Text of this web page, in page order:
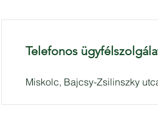
Telefonos
Miskolc, Bajcsy-Zsilinszky